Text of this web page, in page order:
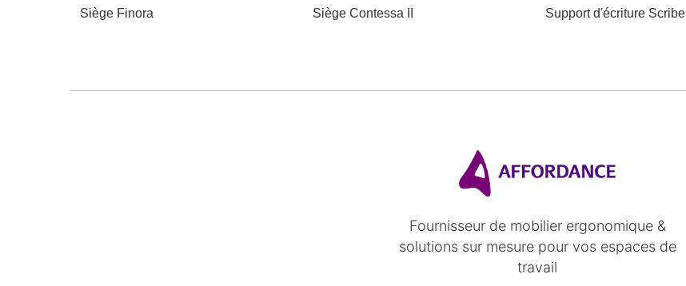
Siège Finora Siège Contessa II Support d'écriture Scribe
Fournisseur de mobilier ergonomique &
solutions sur mesure pour vos espaces de
travail